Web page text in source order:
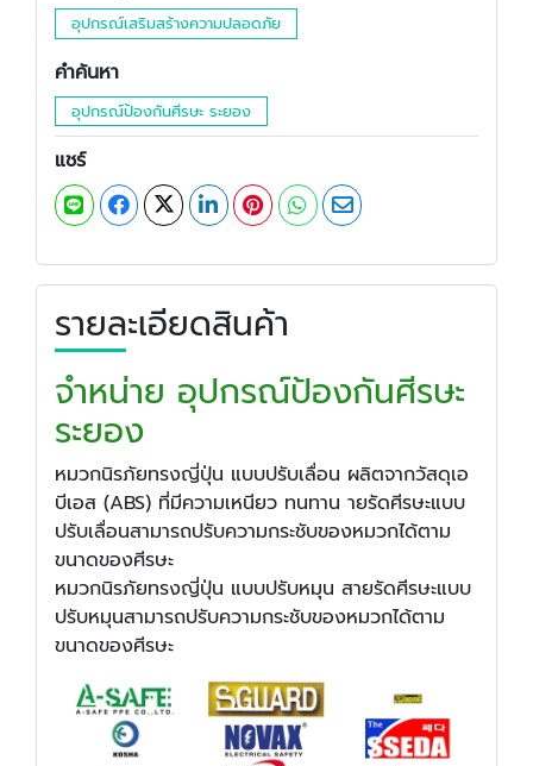
อุปกรณ์เสริมสร้างความปลอดภัย
คำค้นหา
อุปกรณ์ป้องกันศีรษะ ระยอง
แชร์
รายละเอียดสินค้า
จำหน่าย อุปกรณ์ป้องกันศีรษะ
ระยอง
หมวกนิรภัยทรงญี่ปุ่น แบบปรับเลื่อน ผลิตจากวัสดุเอ
บีเอส (ABS) ที่มีความเหนียว ทนทาน ายรัดศีรษะแบบ
ปรับเลื่อนสามารถปรับความกระชับของหมวกได้ตาม
ขนาดของศีรษะ
หมวกนิรภัยทรงญี่ปุ่น แบบปรับหมุน สายรัดศีรษะแบบ
ปรับหมุนสามารถปรับความกระชับของหมวกได้ตาม
ขนาดของศีรษะ